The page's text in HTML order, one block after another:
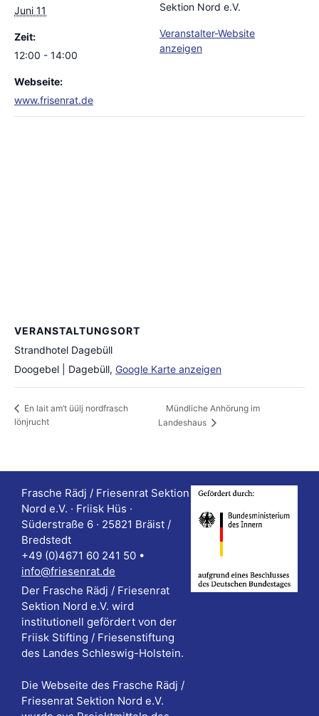
Juni 11
Zeit:
12:00 - 14:00
Webseite:
www.frisenrat.de
Sektion Nord e.V.
Veranstalter-Website
anzeigen
VERANSTALTUNGSORT
Strandhotel Dagebüll
Doogebel | Dagebüll, Google Karte anzeigen
En lait am’t üülj nordfrasch
lönjrucht
Mündliche Anhörung im
Landeshaus
Frasche Rädj / Friesenrat Sektion
Nord e.V. · Friisk Hüs ·
Süderstraße 6 · 25821 Bräist /
Bredstedt
+49 (0)4671 60 241 50 •
info@friesenrat.de
Der Frasche Rädj / Friesenrat
Sektion Nord e.V. wird
institutionell gefördert von der
Friisk Stifting / Friesenstiftung
des Landes Schleswig-Holstein.
Die Webseite des Frasche Rädj /
Friesenrat Sektion Nord e.V.